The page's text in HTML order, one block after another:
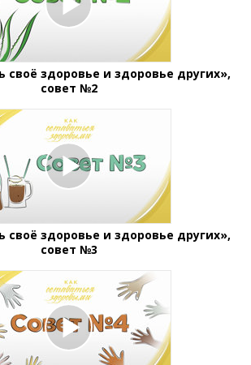
своё здоровье и здоровье других»,
совет №2
своё здоровье и здоровье других»,
совет №3